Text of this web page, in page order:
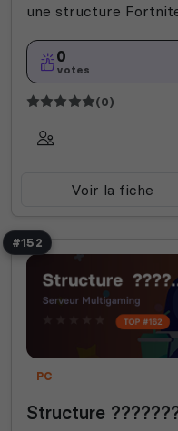
une structure
0
votes
(0)
Voir la fiche
#152
PC
Structure